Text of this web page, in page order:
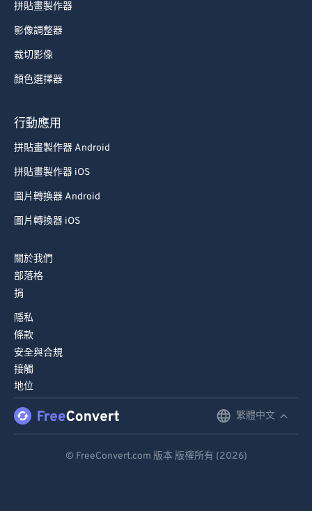
拼貼畫製作器
影像調整器
裁切影像
顏色選擇器
行動應用
拼貼畫製作器 Android
拼貼畫製作器 iOS
圖片轉換器 Android
圖片轉換器 iOS
關於我們
部落格
捐
隱私
條款
安全與合規
接觸
地位
繁體中文
© FreeConvert.com 版本 版權所有 (2026)